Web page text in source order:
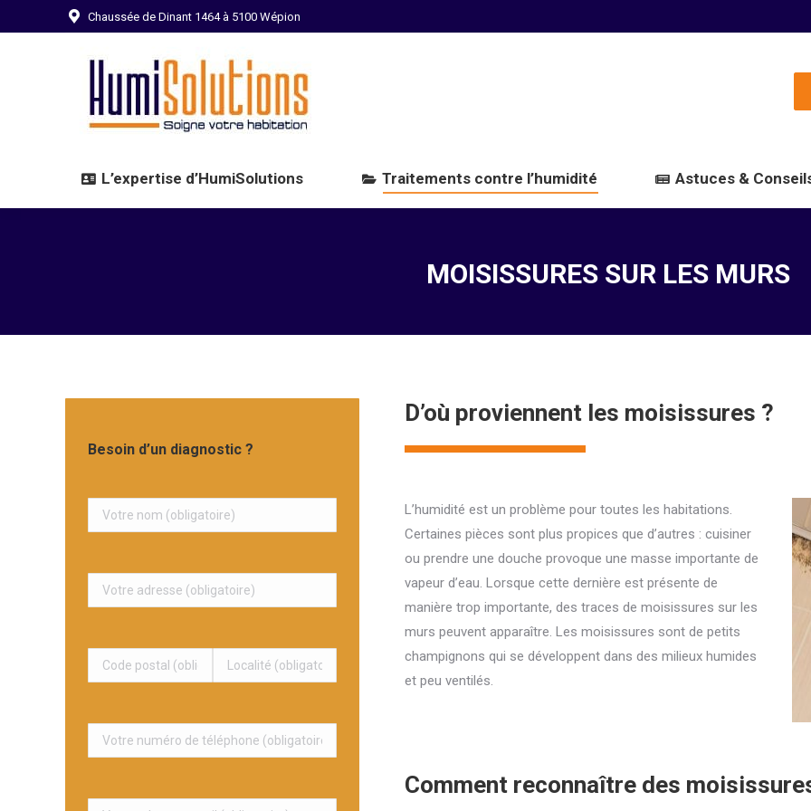
Chaussée de Dinant 1464 à 5100 Wépion
L’expertise d’HumiSolutions Traitements contre l’humidité Astuces &
MOISISSURES SUR LES MURS
D’où proviennent les moisissures ?
L’humidité est un problème pour toutes les habitations.
Certaines pièces sont plus propices que d’autres : cuisiner
ou prendre une douche provoque une masse importante de
vapeur d’eau. Lorsque cette dernière est présente de
manière trop importante, des traces de moisissures sur les
murs peuvent apparaître. Les moisissures sont de petits
champignons qui se développent dans des milieux humides
et peu ventilés.
Comment reconnaître des
Besoin d’un diagnostic ?